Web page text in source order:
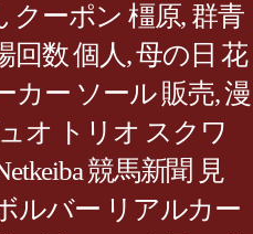
クーポン 橿原, 群青
回数 個人,母の日 花
カー ソール 販売,漫
オ トリオ スクワ
競馬新聞 見
ルバー リアルカー